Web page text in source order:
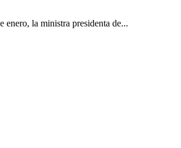
enero, la ministra presidenta de...